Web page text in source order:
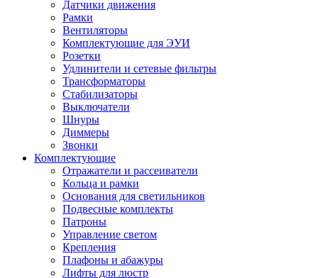
Датчики движения
Рамки
Вентиляторы
Комплектующие для ЭУИ
Розетки
Удлинители и сетевые фильтры
Трансформаторы
Стабилизаторы
Выключатели
Шнуры
Диммеры
Звонки
Комплектующие
Отражатели и рассеиватели
Кольца и рамки
Основания для светильников
Подвесные комплекты
Патроны
Управление светом
Крепления
Плафоны и абажуры
Лифты для люстр